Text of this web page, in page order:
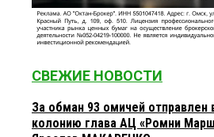
СВЕЖИЕ НОВОСТИ
За обман 93 омичей отправлен
колонию глава АЦ «Ромни